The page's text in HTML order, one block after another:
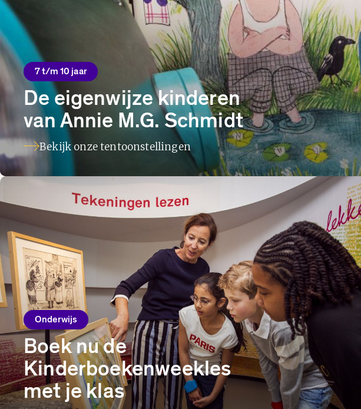
7 t/m 10 jaar
De eigenwijze kinderen
van Annie M.G. Schmidt
Bekijk onze tentoonstellingen
Onderwijs
Boek nu de
Kinderboekenweekles
met je klas